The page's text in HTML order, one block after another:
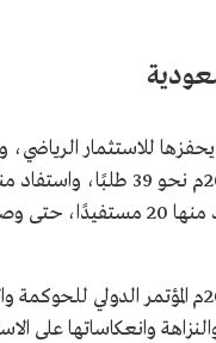
للاستثمار
ونظمت وزارة الرياضة في عام 1442هـ/
وانعكاساتها على